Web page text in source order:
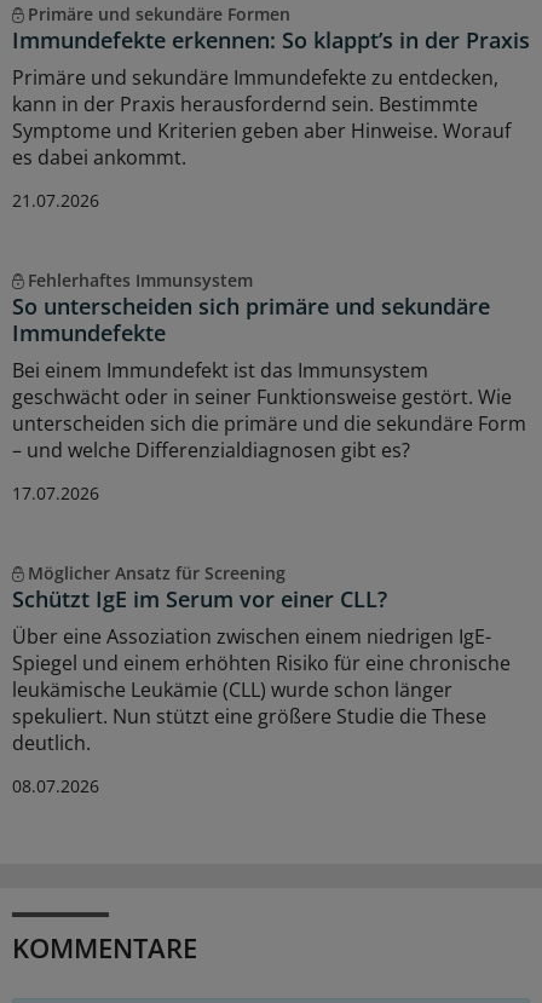
Primäre und sekundäre Formen
Immundefekte erkennen: So klappt’s in der Praxis
Primäre und sekundäre Immundefekte zu entdecken,
kann in der Praxis herausfordernd sein. Bestimmte
Symptome und Kriterien geben aber Hinweise. Worauf
es dabei ankommt.
21.07.2026
Fehlerhaftes Immunsystem
So unterscheiden sich primäre und sekundäre
Immundefekte
Bei einem Immundefekt ist das Immunsystem
geschwächt oder in seiner Funktionsweise gestört. Wie
unterscheiden sich die primäre und die sekundäre Form
– und welche Differenzialdiagnosen gibt es?
17.07.2026
Möglicher Ansatz für Screening
Schützt IgE im Serum vor einer CLL?
Über eine Assoziation zwischen einem niedrigen IgE-
Spiegel und einem erhöhten Risiko für eine chronische
leukämische Leukämie (CLL) wurde schon länger
spekuliert. Nun stützt eine größere Studie die These
deutlich.
08.07.2026
KOMMENTARE